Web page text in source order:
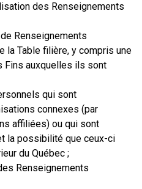
des Renseignements
Renseignements
la Table filière, y compris une
Fins auxquelles ils sont
qui sont
connexes (par
affiliées) ou qui sont
la possibilité que ceux-ci
du Québec ;
Renseignements